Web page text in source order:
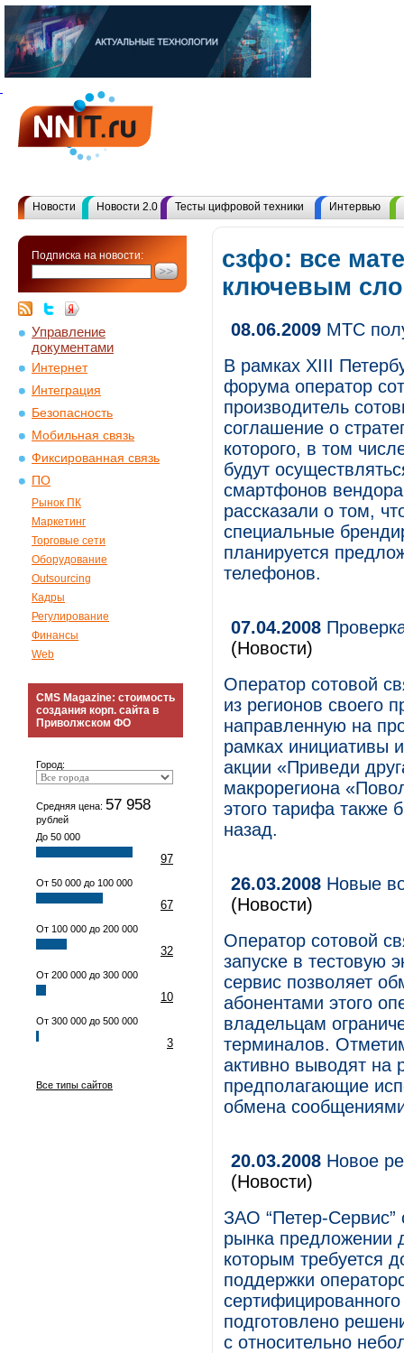
Новости Новости 2.0 Тесты цифровой техники Интервью
Подписка на новости:
Управление
документами
Интернет
Интеграция
Безопасность
Мобильная связь
Фиксированная связь
ПО
Рынок ПК
Маркетинг
Торговые сети
Оборудование
Outsourcing
Кадры
Регулирование
Финансы
Web
CMS Magazine: стоимость
создания корп. сайта в
Приволжском ФО
Город:
Средняя цена: 57 958
рублей
До 50 000
97
От 50 000 до 100 000
67
От 100 000 до 200 000
32
От 200 000 до 300 000
10
От 300 000 до 500 000
3
Все типы сайтов
сзфо: все
ключевым
08.06.2009 МТС
В рамках XIII
форума оператор
производитель
соглашение о
которого, в том
будут
смартфонов
рассказали о том,
специальные
планируется
телефонов.
07.04.2008
(Новости)
Оператор сотовой
из регионов своего
направленную на
рамках инициативы
акции «Приведи
макрорегиона
этого тарифа также
назад.
26.03.2008 Новые
(Новости)
Оператор сотовой
запуске в тестовую
сервис позволяет
абонентами этого
владельцам
терминалов.
активно выводят на
предполагающие
обмена
20.03.2008 Новое
(Новости)
ЗАО “Петер-Сервис”
рынка предложении
которым требуется
поддержки
подготовлено
с относительно